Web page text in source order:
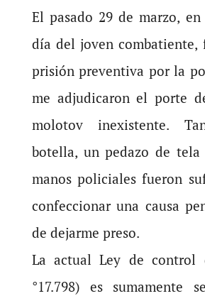
El pasado 29 de marzo,
día del joven combatiente,
prisión preventiva por la
me adjudicaron el porte
molotov inexistente.
botella, un pedazo de
manos policiales fueron
confeccionar una causa
de dejarme preso.
La actual Ley de control
°17.798) es sumamente